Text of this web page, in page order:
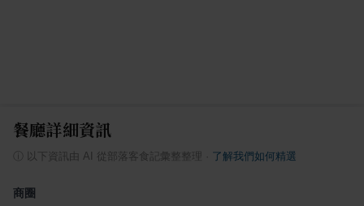
餐廳詳細資訊
ⓘ 以下資訊由 AI 從部落客食記彙整整理 了解我們如何精選
商圈